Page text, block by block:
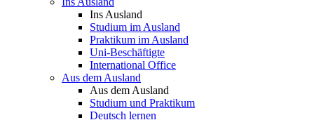
Ins Ausland
Studium im Ausland
Praktikum im Ausland
Uni-Beschäftigte
International Office
Aus dem Ausland
Aus dem Ausland
Studium und Praktikum
Deutsch lernen